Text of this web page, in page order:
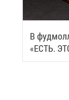
В
«ЕСТЬ.